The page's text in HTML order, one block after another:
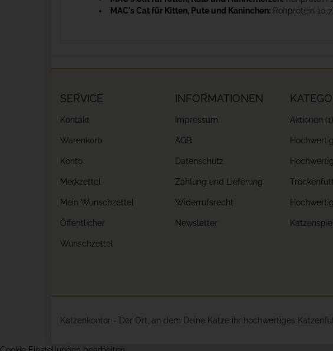
MAC's Cat für Kitten, Pute und Kaninchen: Rohprotein
SERVICE
Kontakt
Warenkorb
Konto
Merkzettel
Mein Wunschzettel
Öffentlicher
Wunschzettel
INFORMATIONEN
Impressum
AGB
Datenschutz
Zahlung und Lieferung
Widerrufsrecht
Newsletter
Aktionen (1)
Katzenkontor - Der Ort, an dem Deine Katze ihr hochwertiges